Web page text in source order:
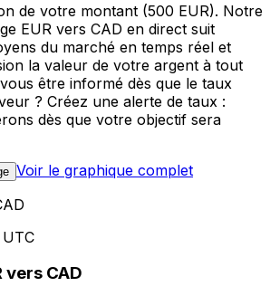
de votre montant (500 EUR). Notre
EUR vers CAD en direct suit
du marché en temps réel et
la valeur de votre argent à tout
être informé dès que le taux
? Créez une alerte de taux :
dès que votre objectif sera
Voir le graphique complet
vers CAD